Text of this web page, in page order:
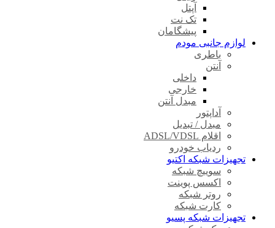
آپتل
تک نت
پیشگامان
لوازم جانبی مودم
باطری
آنتن
داخلی
خارجی
مبدل آنتن
آداپتور
مبدل / تبدیل
اقلام ADSL/VDSL
ردیاب خودرو
تجهیزات شبکه اکتیو
سوییچ شبکه
اکسس پوینت
روتر شبکه
کارت شبکه
تجهیزات شبکه پسیو